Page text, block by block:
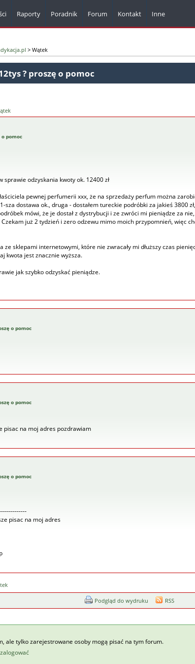
Raporty Poradnik Forum Kontakt Inne
Dla
> Wątek
? proszę o pomoc
o pomoc
sprawie odzyskania kwoty ok. 12400 zł
pewnej perfumerii xxx, że na sprzedaży perfum można
sza dostawa ok., druga - dostałem tureckie podróbki za jakieś 3800
mówi, że je dostał z dystrybucji i ze zwróci mi pieniądze za
Czekam już 2 tydzień i zero odzewu mimo moich przypomnień, więc
ze sklepami internetowymi, które nie zwracały mi dłuższy czas
kwota jest znacznie wyższa.
jak szybko odzyskać pieniądze.
o pomoc
o pomoc
pisac na moj adres pozdrawiam
o pomoc
pisac na moj adres
Podgląd do wydruku RSS
ale tylko zarejestrowane osoby mogą pisać na tym forum.